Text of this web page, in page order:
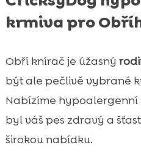
krmiva pro
Obří knírač je úžasný
být ale pečlivě vybrané
Nabízíme hypoalergenní
byl váš pes zdravý a
širokou nabídku.